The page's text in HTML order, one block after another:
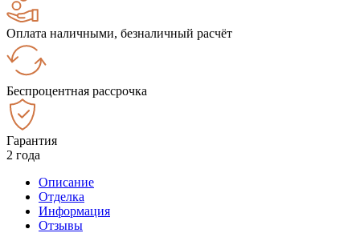
Оплата наличными, безналичный расчёт
Беспроцентная рассрочка
Гарантия
2 года
Описание
Отделка
Информация
Отзывы